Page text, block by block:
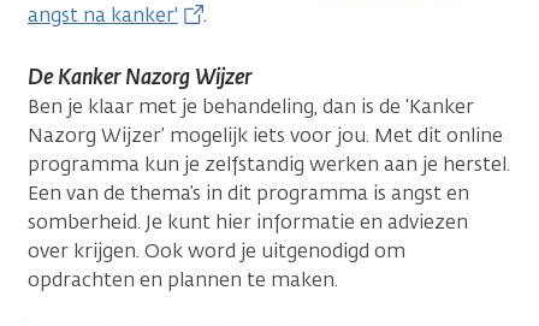
angst na kanker'
.
De Kanker Nazorg Wijzer
Ben je klaar met je behandeling, dan is de ‘Kanker
Nazorg Wijzer’ mogelijk iets voor jou. Met dit online
programma kun je zelfstandig werken aan je herstel.
Een van de thema’s in dit programma is angst en
somberheid. Je kunt hier informatie en adviezen
over krijgen. Ook word je uitgenodigd om
opdrachten en plannen te maken.